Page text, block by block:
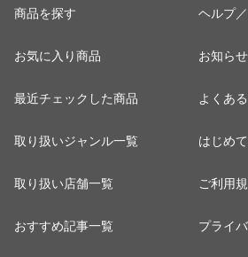
商品を探す
お気に入り商品
最近チェックした商品
取り扱いジャンル一覧
取り扱い店舗一覧
おすすめ記事一覧
ヘルプ
お知らせ
よくあ
はじめ
ご利用
プライ